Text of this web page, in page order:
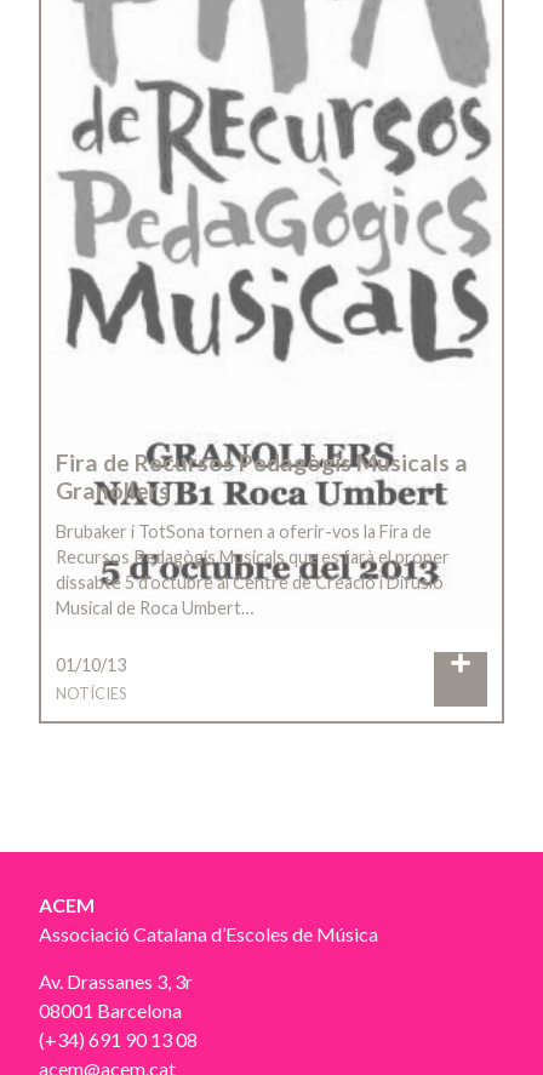
Fira de Recursos Pedagògis Musicals a
Granollers
Brubaker i TotSona tornen a oferir-vos la Fira de
Recursos Pedagògis Musicals que es farà el proper
dissabte 5 d’octubre al Centre de Creació i Difusió
Musical de Roca Umbert…
01/10/13
NOTÍCIES
ACEM
Associació Catalana d’Escoles de Música
Av. Drassanes 3, 3r
08001 Barcelona
(+34) 691 90 13 08
acem@acem.cat